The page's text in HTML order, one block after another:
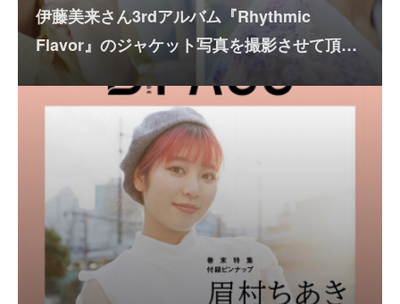
伊藤美来さん3rdアルバム『Rhythmic
Flavor』のジャケット写真を撮影させて頂…